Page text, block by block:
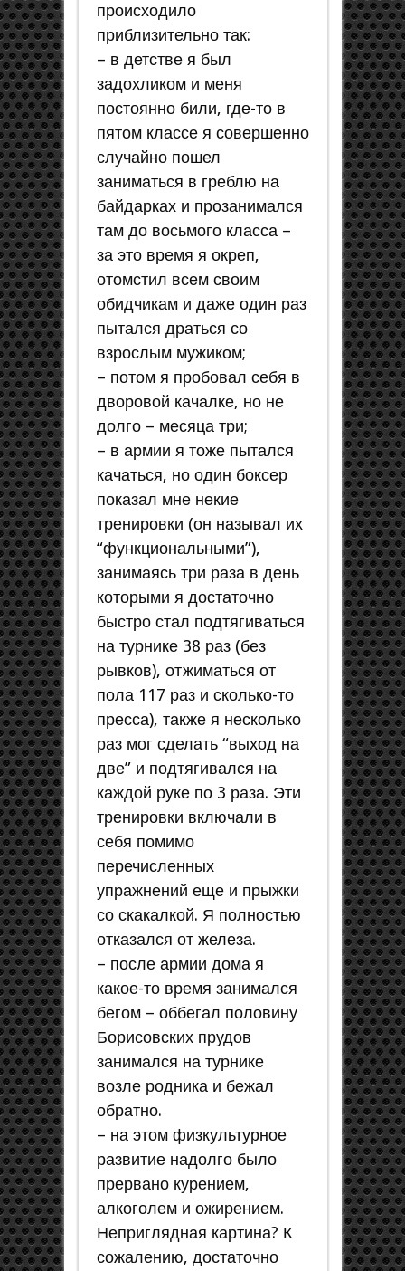
происходило
приблизительно так:
– в детстве я был
задохликом и меня
постоянно били, где-то в
пятом классе я совершенно
случайно пошел
заниматься в греблю на
байдарках и прозанимался
там до восьмого класса –
за это время я окреп,
отомстил всем своим
обидчикам и даже один раз
пытался драться со
взрослым мужиком;
– потом я пробовал себя в
дворовой качалке, но не
долго – месяца три;
– в армии я тоже пытался
качаться, но один боксер
показал мне некие
тренировки (он называл их
“функциональными”),
занимаясь три раза в день
которыми я достаточно
быстро стал подтягиваться
на турнике 38 раз (без
рывков), отжиматься от
пола 117 раз и сколько-то
пресса), также я несколько
раз мог сделать “выход на
две” и подтягивался на
каждой руке по 3 раза. Эти
тренировки включали в
себя помимо
перечисленных
упражнений еще и прыжки
со скакалкой. Я полностью
отказался от железа.
– после армии дома я
какое-то время занимался
бегом – оббегал половину
Борисовских прудов
занимался на турнике
возле родника и бежал
обратно.
– на этом физкультурное
развитие надолго было
прервано курением,
алкоголем и ожирением.
Неприглядная картина? К
сожалению, достаточно